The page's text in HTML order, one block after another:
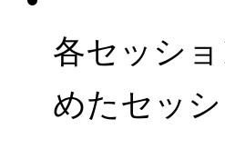
各セッシ
めたセッ